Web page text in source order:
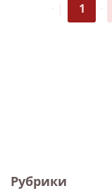
Рубрики
· | 1 ·